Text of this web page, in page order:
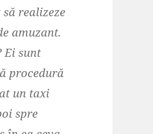
realizeze
amuzant.
Ei sunt
procedură
un taxi
spre